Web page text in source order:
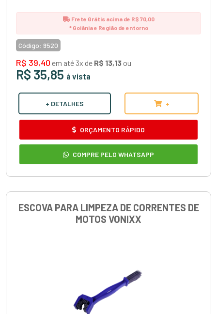
Frete Grátis acima de R$ 70,00
* Goiânia e Região de entorno
Código: 9520
R$ 39,40 em até 3x de R$ 13,13 ou
R$ 35,85 à vista
+ DETALHES +
ORÇAMENTO RÁPIDO
COMPRE PELO WHATSAPP
ESCOVA PARA LIMPEZA DE CORRENTES DE
MOTOS VONIXX